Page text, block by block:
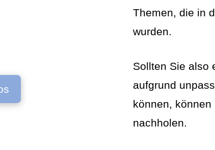
Themen, die in
wurden.
Sollten Sie also
aufgrund
können,
nachholen.